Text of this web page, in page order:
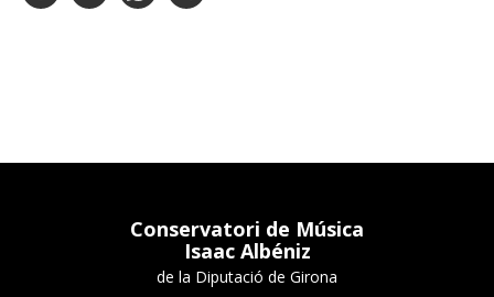
Conservatori de Música
Isaac Albéniz
de la Diputació de Girona